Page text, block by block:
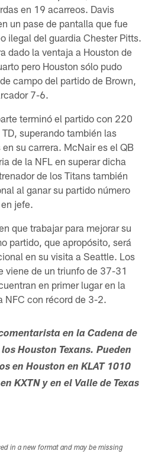
en 19 acarreos. Davis
un pase de pantalla que fue
ilegal del guardia Chester Pitts.
dado la ventaja a Houston de
pero Houston sólo pudo
campo del partido de Brown,
7-6.
terminó el partido con 220
superando también las
su carrera. McNair es el QB
de la NFL en superar dicha
de los Titans también
al ganar su partido número
jefe.
que trabajar para mejorar su
partido, que apropósito, será
en su visita a Seattle. Los
viene de un triunfo de 37-31
en primer lugar en la
NFC con récord de 3-2.
en la Cadena de
Houston Texans. Pueden
en Houston en KLAT 1010
KXTN y en el Valle de Texas
in a new format and may be missing